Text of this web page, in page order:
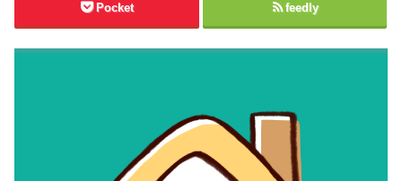
Pocket feedly